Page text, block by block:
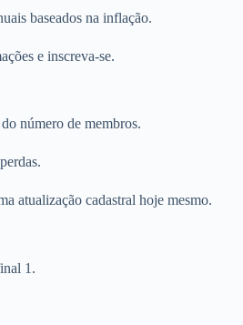
baseados na inflação.
e inscreva-se.
número de membros.
atualização cadastral hoje mesmo.
1.